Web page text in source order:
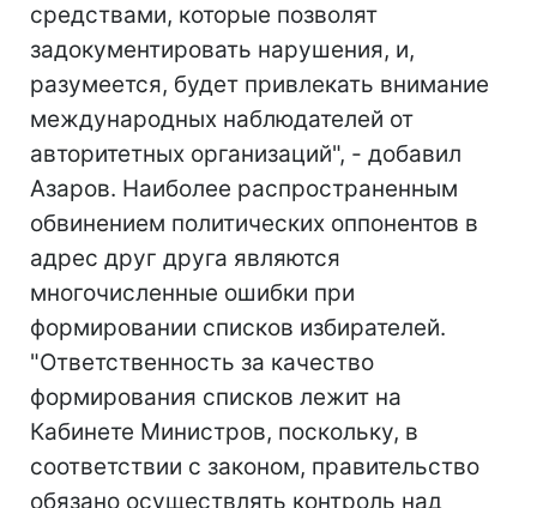
средствами, которые позволят
задокументировать нарушения, и,
разумеется, будет привлекать внимание
международных наблюдателей от
авторитетных организаций", - добавил
Азаров. Наиболее распространенным
обвинением политических оппонентов в
адрес друг друга являются
многочисленные ошибки при
формировании списков избирателей.
"Ответственность за качество
формирования списков лежит на
Кабинете Министров, поскольку, в
соответствии с законом, правительство
обязано осуществлять контроль над